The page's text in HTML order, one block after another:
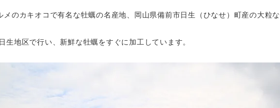
メのカキオコで有名な牡蠣の名産地、岡山県備前市日生（ひなせ）町産の大粒な
生地区で行い、新鮮な牡蠣をすぐに加工しています。